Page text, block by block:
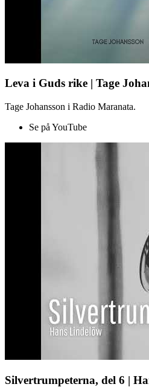
Leva i Guds rike | Tage
Tage Johansson i Radio Maranata.
Se på YouTube
Silvertrumpeterna, del 6 |